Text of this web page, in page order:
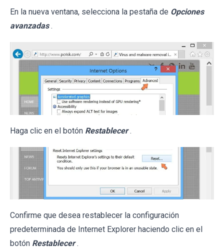
En la nueva ventana, selecciona la pestaña de Opciones
avanzadas .
Haga clic en el botón Restablecer .
Confirme que desea restablecer la configuración
predeterminada de Internet Explorer haciendo clic en el
botón Restablecer .